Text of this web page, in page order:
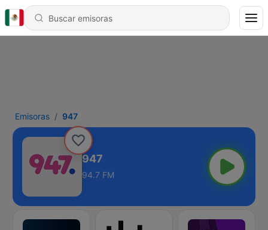
Emisoras 947
947
94.7 FM